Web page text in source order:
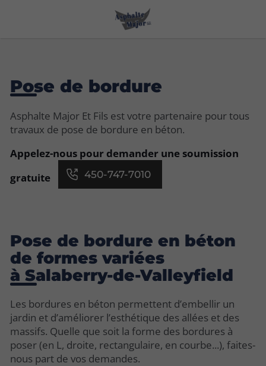
Pose de bordure
Asphalte Major Et Fils est votre partenaire pour tous
travaux de pose de bordure en béton.
Appelez-nous pour demander une soumission
gratuite
450-747-7010
Pose de bordure en béton
de formes variées
à Salaberry-de-Valleyfield
Les bordures en béton permettent d’embellir un
jardin et d’améliorer l’esthétique des allées et des
massifs. Quelle que soit la forme des bordures à
poser (en L, droite, rectangulaire, en courbe...), faites-
nous part de vos demandes.